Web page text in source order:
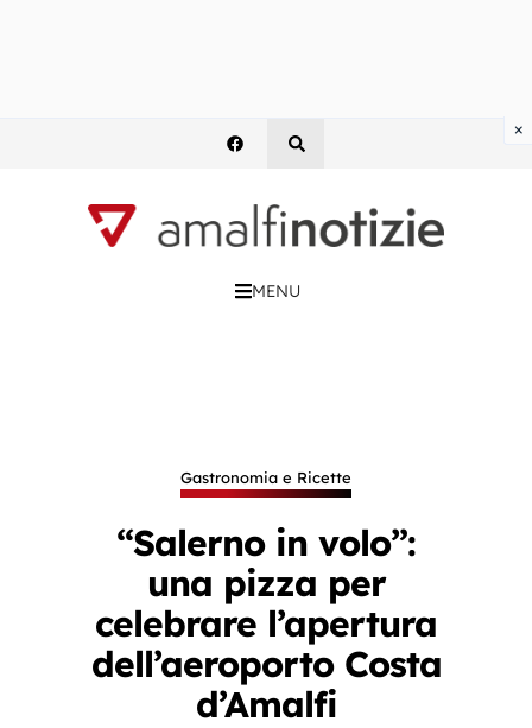
MENU
Gastronomia e Ricette
“Salerno in volo”:
una pizza per
celebrare l’apertura
dell’aeroporto Costa
d’Amalfi
×